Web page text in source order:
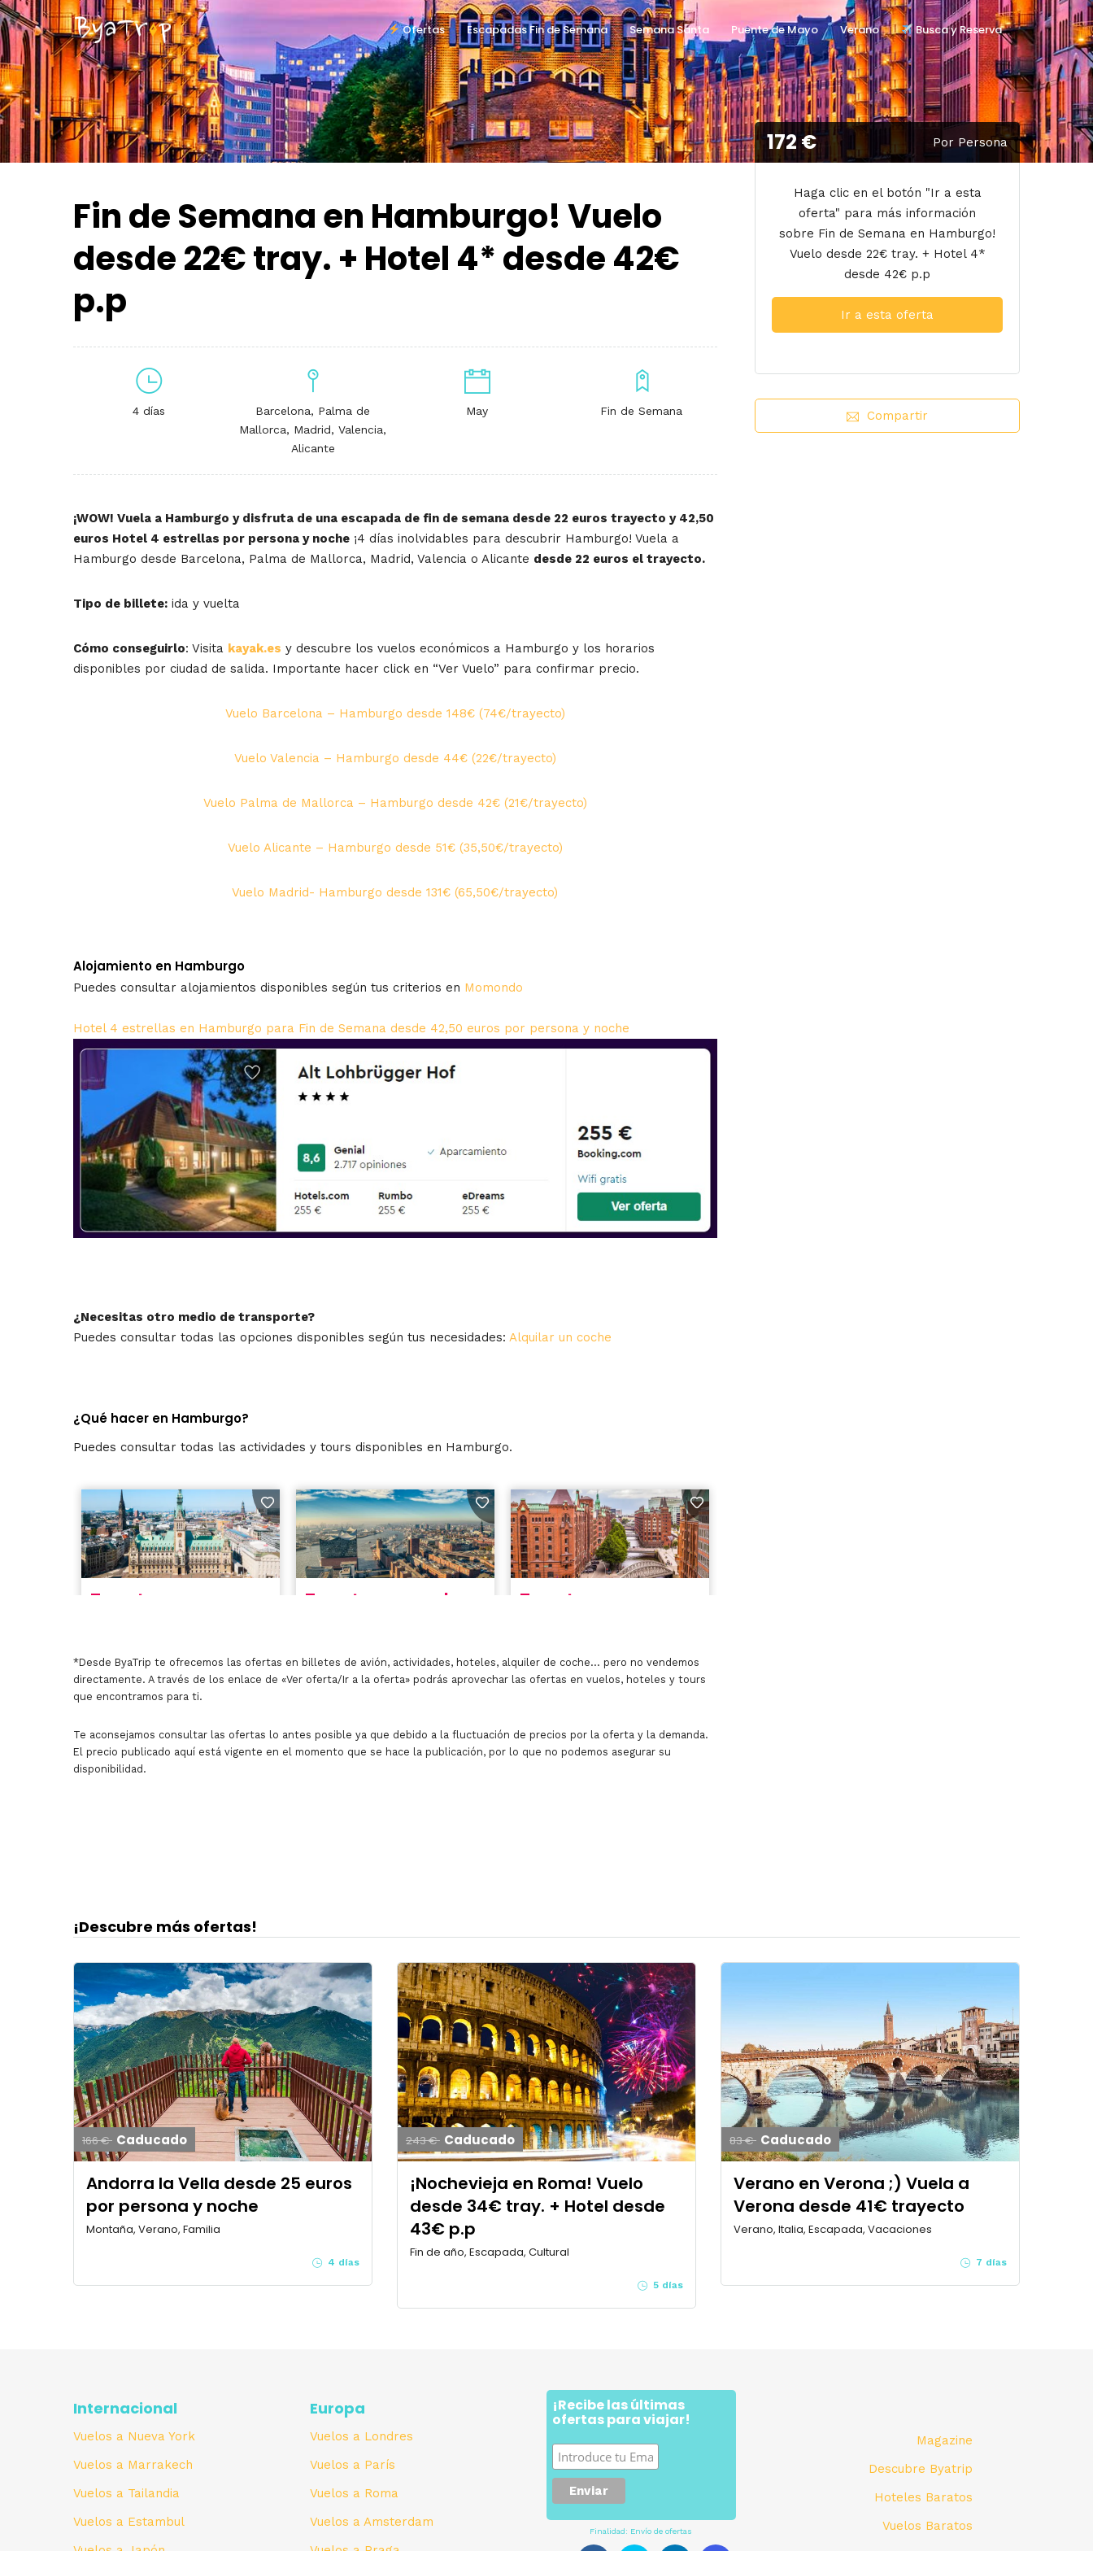
Ofertas Escapadas Fin de Semana Semana Santa Puente de Mayo Verano Busca y Reserva
172 € Por Persona
Haga clic en el botón "Ir a esta
oferta" para más información
sobre Fin de Semana en Hamburgo!
Vuelo desde 22€ tray. + Hotel 4*
desde 42€ p.p
Ir a esta oferta
Compartir
Fin de Semana en Hamburgo! Vuelo
desde 22€ tray. + Hotel 4* desde 42€
p.p
4 días
Barcelona, Palma de
Mallorca, Madrid, Valencia,
Alicante
May Fin de Semana
¡WOW! Vuela a Hamburgo y disfruta de una escapada de fin de semana desde 22 euros trayecto y 42,50
euros Hotel 4 estrellas por persona y noche ¡4 días inolvidables para descubrir Hamburgo! Vuela a
Hamburgo desde Barcelona, Palma de Mallorca, Madrid, Valencia o Alicante desde 22 euros el trayecto.
Tipo de billete: ida y vuelta
Cómo conseguirlo: Visita kayak.es y descubre los vuelos económicos a Hamburgo y los horarios
disponibles por ciudad de salida. Importante hacer click en “Ver Vuelo” para confirmar precio.
Vuelo Barcelona – Hamburgo desde 148€ (74€/trayecto)
Vuelo Valencia – Hamburgo desde 44€ (22€/trayecto)
Vuelo Palma de Mallorca – Hamburgo desde 42€ (21€/trayecto)
Vuelo Alicante – Hamburgo desde 51€ (35,50€/trayecto)
Vuelo Madrid- Hamburgo desde 131€ (65,50€/trayecto)
Alojamiento en Hamburgo
Puedes consultar alojamientos disponibles según tus criterios en Momondo
Hotel 4 estrellas en Hamburgo para Fin de Semana desde 42,50 euros por persona y noche
¿Necesitas otro medio de transporte?
Puedes consultar todas las opciones disponibles según tus necesidades: Alquilar un coche
¿Qué hacer en Hamburgo?
Puedes consultar todas las actividades y tours disponibles en Hamburgo.
*Desde ByaTrip te ofrecemos las ofertas en billetes de avión, actividades, hoteles, alquiler de coche… pero no vendemos
directamente. A través de los enlace de «Ver oferta/Ir a la oferta» podrás aprovechar las ofertas en vuelos, hoteles y tours
que encontramos para ti.
Te aconsejamos consultar las ofertas lo antes posible ya que debido a la fluctuación de precios por la oferta y la demanda.
El precio publicado aquí está vigente en el momento que se hace la publicación, por lo que no podemos asegurar su
disponibilidad.
¡Descubre más ofertas!
166 € Caducado
Andorra la Vella desde 25 euros
por persona y noche
Montaña, Verano, Familia
4 días
243 € Caducado
¡Nochevieja en Roma! Vuelo
desde 34€ tray. + Hotel desde
43€ p.p
Fin de año, Escapada, Cultural
5 días
83 € Caducado
Verano en Verona ;) Vuela a
Verona desde 41€ trayecto
Verano, Italia, Escapada, Vacaciones
7 días
Internacional
Vuelos a Nueva York
Vuelos a Marrakech
Vuelos a Tailandia
Vuelos a Estambul
Europa
Vuelos a Londres
Vuelos a París
Vuelos a Roma
Vuelos a Amsterdam
¡Recibe las últimas
ofertas para viajar!
Finalidad: Envío de ofertas
Magazine
Descubre Byatrip
Hoteles Baratos
Vuelos Baratos